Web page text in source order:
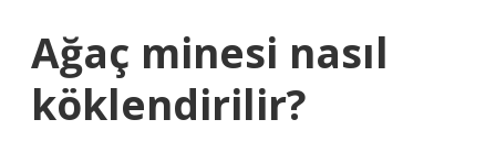
Ağaç minesi nasıl
köklendirilir?